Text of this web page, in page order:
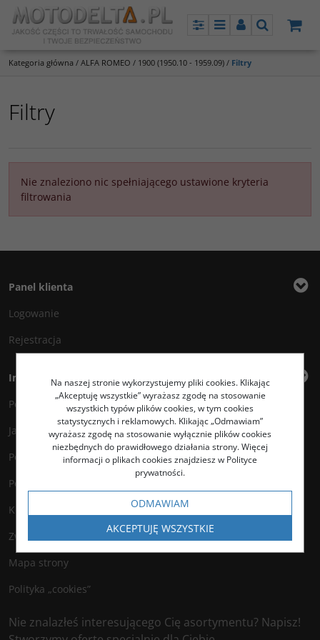
PanelMenuPanelSzukaj
Kategoria główna / ALFA ROMEO / 1900 (1950.10 - 1959.09) / Filtry
Filtry
Nie znaleziono nic spełniającego ustawione kryteria
filtrowania
Panel klienta
Logowanie
Rejestracja
Informacje
Polityka prywatności
Jak kupować?
Polityka legalności
Polityka antyspamowa
Kontakt
Zwroty
Mapa strony
Polityka „cookies”
Nie znalazłeś interesującego Cię asortymentu? Napisz!
Na naszej stronie wykorzystujemy pliki cookies. Klikając
„Akceptuję wszystkie” wyrażasz zgodę na stosowanie
wszystkich typów plików cookies, w tym cookies
statystycznych i reklamowych. Klikając „Odmawiam”
wyrażasz zgodę na stosowanie wyłącznie plików cookies
niezbędnych do prawidłowego działania strony. Więcej
informacji o plikach cookies znajdziesz w Polityce
prywatności.
ODMAWIAM
AKCEPTUJĘ WSZYSTKIE